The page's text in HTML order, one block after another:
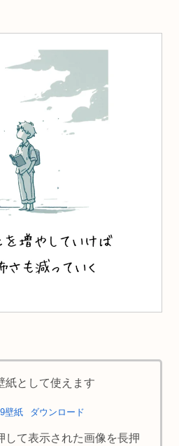
紙として使えます
壁紙 ダウンロード
して表示された画像を長押